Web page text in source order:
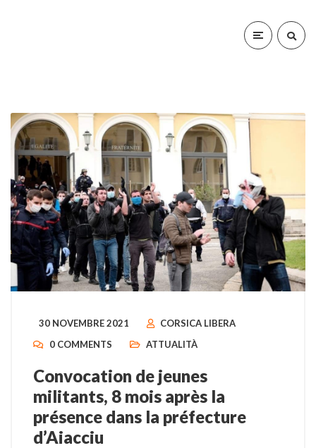
30 NOVEMBRE 2021
CORSICA LIBERA
0 COMMENTS
ATTUALITÀ
Convocation de jeunes
militants, 8 mois après la
présence dans la préfecture
d’Aiacciu